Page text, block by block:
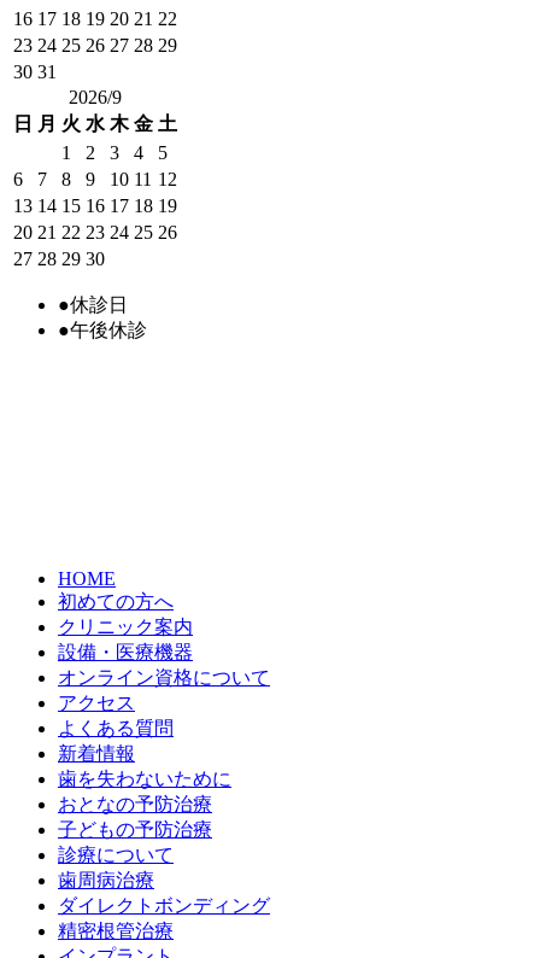
16 17 18 19 20 21 22
23 24 25 26 27 28 29
30 31
2026/9
日 月 火 水 木 金 土
1
2 3 4
5
6
7 8 9 10 11 12
13 14 15 16 17 18 19
20 21 22 23 24 25 26
27 28 29 30
●休診日
●午後休診
HOME
初めての方へ
クリニック案内
設備・医療機器
オンライン資格について
アクセス
よくある質問
新着情報
歯を失わないために
おとなの予防治療
子どもの予防治療
診療について
歯周病治療
ダイレクトボンディング
精密根管治療